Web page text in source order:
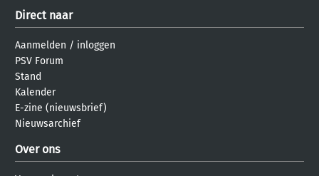
Direct naar
Aanmelden / inloggen
PSV Forum
Stand
Kalender
E-zine (nieuwsbrief)
Nieuwsarchief
Over ons